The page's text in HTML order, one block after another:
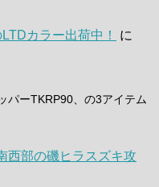
カラー出荷中！
に
パーTKRP90、の3アイテム
西部の磯ヒラスズキ攻